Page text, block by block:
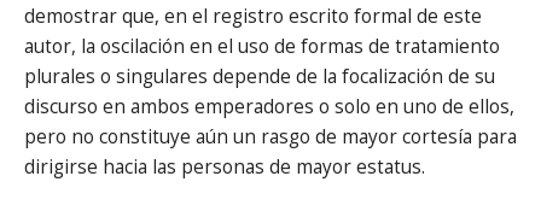
demostrar que, en el registro escrito formal de este
autor, la oscilación en el uso de formas de tratamiento
plurales o singulares depende de la focalización de su
discurso en ambos emperadores o solo en uno de ellos,
pero no constituye aún un rasgo de mayor cortesía para
dirigirse hacia las personas de mayor estatus.